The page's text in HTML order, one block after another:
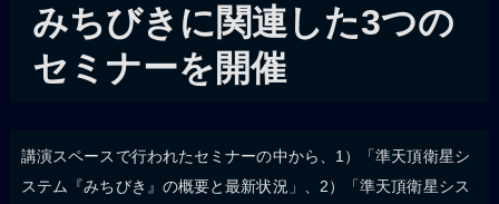
みちびきに関連した3つの
セミナーを開催
講演スペースで行われたセミナーの中から、1）「準天頂衛星シ
ステム『みちびき』の概要と最新状況」、2）「準天頂衛星シス